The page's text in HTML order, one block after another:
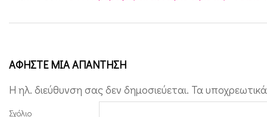
ω
ρ
η
ΑΦΉΣΤΕ ΜΙΑ ΑΠΆΝΤΗΣΗ
Η ηλ. διεύθυνση σας δεν δημοσιεύεται. Τα
Σχόλιο